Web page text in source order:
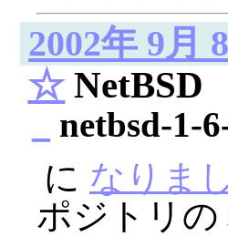
2002年 9月
☆NetBSD
netbsd-1-
に なりま
ポジトリ